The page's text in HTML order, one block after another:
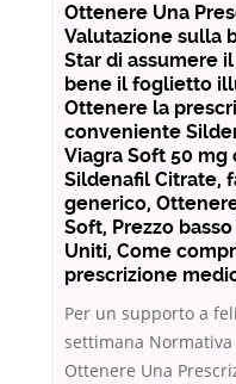
Ottenere Una
Valutazione sulla
Star di assumere
bene il foglietto
Ottenere la
conveniente
Viagra Soft 50
Sildenafil Citrate,
generico,
Soft, Prezzo
Uniti, Come
prescrizione
Per un supporto a
settimana Normativa
Ottenere Una